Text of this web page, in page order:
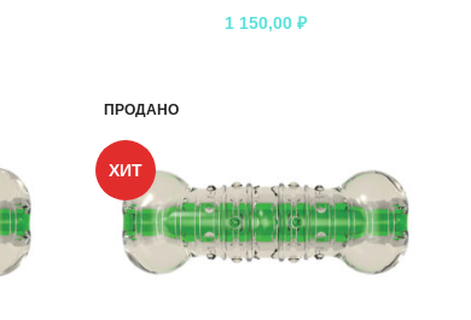
1 150,00₽
ПРОДАНО
ХИТ